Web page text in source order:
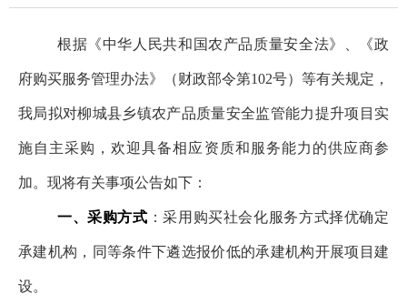
互动回应
数据专题
根据《中华人民共和国农产品质量安全法》、《政
府购买服务管理办法》（财政部令第102号）等有关规定，
我局拟对柳城县乡镇农产品质量安全监管能力提升项目实
施自主采购，欢迎具备相应资质和服务能力的供应商参
加。现将有关事项公告如下：
一、采购方式 ：采用购买社会化服务方式择优确定
承建机构，同等条件下遴选报价低的承建机构开展项目建
设。